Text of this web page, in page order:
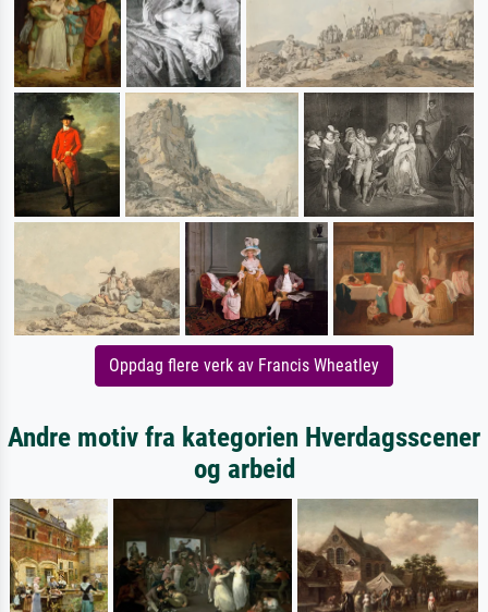
Oppdag flere verk av Francis Wheatley
Andre motiv fra kategorien Hverdagsscener
og arbeid